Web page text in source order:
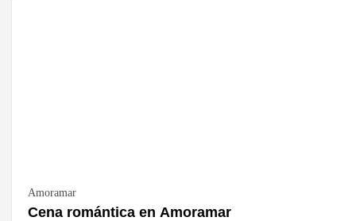
Amoramar
Cena romántica en Amoramar